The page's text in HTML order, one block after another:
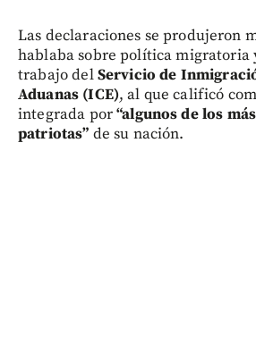
Las declaraciones se produjeron
hablaba sobre política migratoria
trabajo delServicio de
Aduanas (ICE), al que calificó
integrada por“algunos de los
patriotas” de su nación.